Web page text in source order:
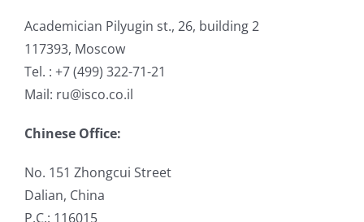
Academician Pilyugin st., 26, building 2
117393, Moscow
Tel. : +7 (499) 322-71-21
Mail: ru@isco.co.il
Chinese Office:
No. 151 Zhongcui Street
Dalian, China
P.C.: 116015